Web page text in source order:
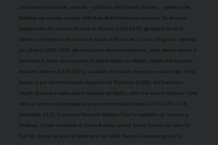
cronotassi episcopale, tuttavia – all’epoca del Grande Scisma –
sembra che
Molfetta sia rimasta sempre nell’orbita dell’obbedienza romana. Se durante
l’episcopato del tranese Andrea de Rocha (1433-1472) gli agenti fiscali di
Alfonso I d’Aragona riscossero la tassa di 86 ducati, 2 tarì e 10 grana, imposta
per gli anni 1442-1446 alle concubine dei preti molfettesi, nello stesso tempo si
accrebbe la fama del santuario di Santa Maria dei Martiri, visitato dal francese
Anselmo Adorno (1470-1471), cavaliere del Santo Sepolcro reduce dalla Terra
Santa, e poi dal francescano Agostino da Ponzone (1488), dal bresciano
Virgilio Bornato e dalla regina Isabella del Balzo, oltre che essere indicato come
meta di alcuni pellegrinaggi vicari provenienti dall’Umbria (1477-1478). Il 16
settembre 1472, il vescovo Giovanni Battista Cibo fu trasferito da Savona a
Molfetta. Creato cardinale di Santa Balbina (poi di Santa Cecilia) da Sisto IV
(1473), ritenne la sede di Molfetta e nel 1484 diventò Camerlengo del S.